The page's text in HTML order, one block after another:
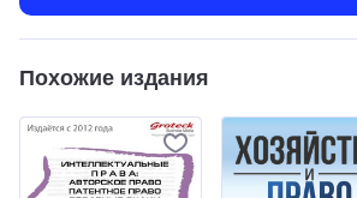
Похожие издания